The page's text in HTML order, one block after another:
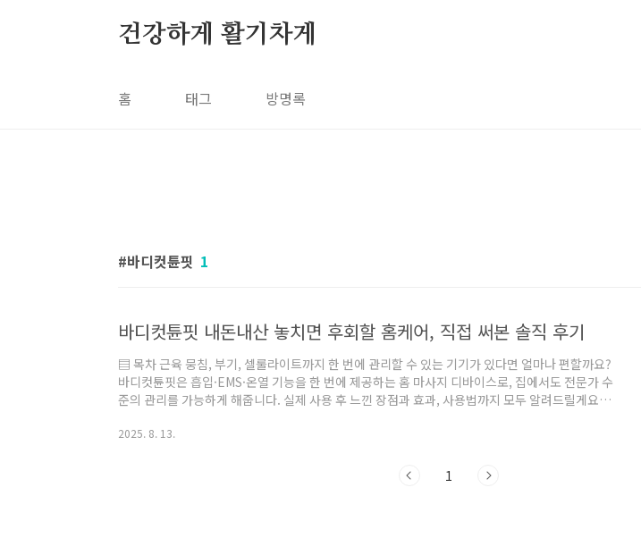
건강하게 활기차게
홈 태그 방명록
바디컷튠핏 1
바디컷튠핏 내돈내산 놓치면 후회할 홈케어, 직접 써본 솔직 후기
▤ 목차 근육 뭉침, 부기, 셀룰라이트까지 한 번에 관리할 수 있는 기기가 있다면 얼마나 편할까요?
바디컷튠핏은 흡입·EMS·온열 기능을 한 번에 제공하는 홈 마사지 디바이스로, 집에서도 전문가 수
준의 관리를 가능하게 해줍니다. 실제 사용 후 느낀 장점과 효과, 사용법까지 모두 알려드릴게요.
기능으로 완성된 멀티케어바디컷튠핏은 Well247에서 출시한 멀티 마사지기로, 부항·괄사·근막
핏 공식 특가 바로가기 ❯❯ 전용 젤을 바르고 피부에 밀착시켜 흡입과 저주파 자극, 그리고 온열까
2025. 8. 13.
1